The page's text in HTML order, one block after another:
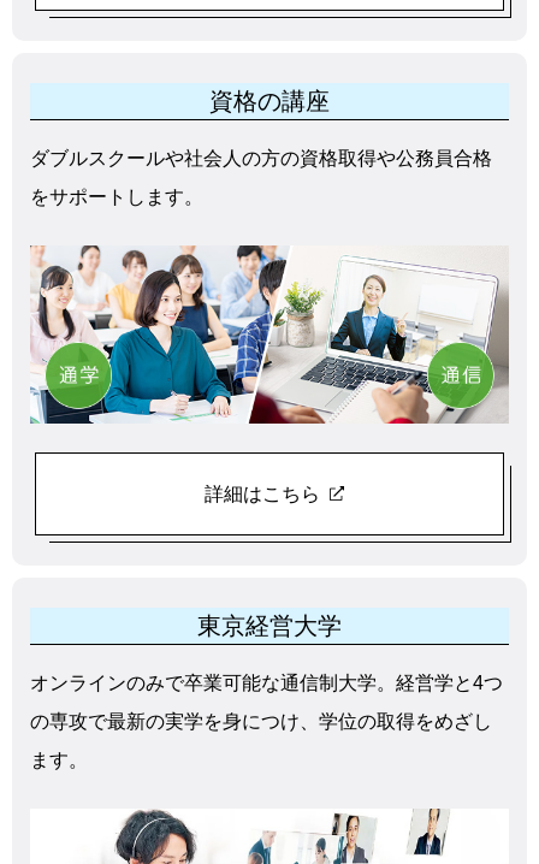
資格の講座
ダブルスクールや社会人の方の資格取得や公務員合格
をサポートします。
詳細はこちら
東京経営大学
オンラインのみで卒業可能な通信制大学。経営学と4つ
の専攻で最新の実学を身につけ、学位の取得をめざし
ます。